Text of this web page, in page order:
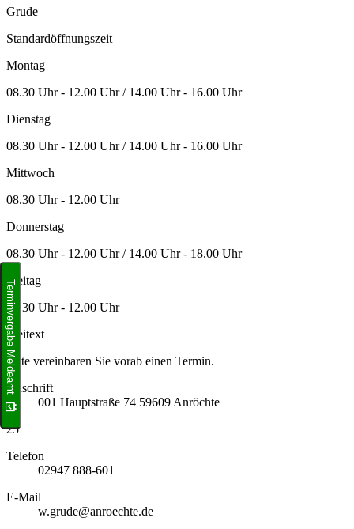
Grude
Standardöffnungszeit
Montag
08.30 Uhr - 12.00 Uhr / 14.00 Uhr - 16.00 Uhr
Dienstag
08.30 Uhr - 12.00 Uhr / 14.00 Uhr - 16.00 Uhr
Mittwoch
08.30 Uhr - 12.00 Uhr
Donnerstag
08.30 Uhr - 12.00 Uhr / 14.00 Uhr - 18.00 Uhr
Freitag
08.30 Uhr - 12.00 Uhr
Freitext
Bitte vereinbaren Sie vorab einen Termin.
Anschrift
001 Hauptstraße 74 59609 Anröchte
25
Telefon
02947 888-601
E-Mail
w.grude@anroechte.de
Terminvergabe Meldeamt